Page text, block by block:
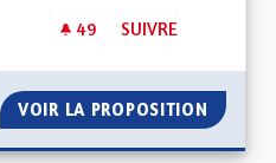
49 49 ABONNÉS
SUIVRE
VOIR LA PROPOSITION